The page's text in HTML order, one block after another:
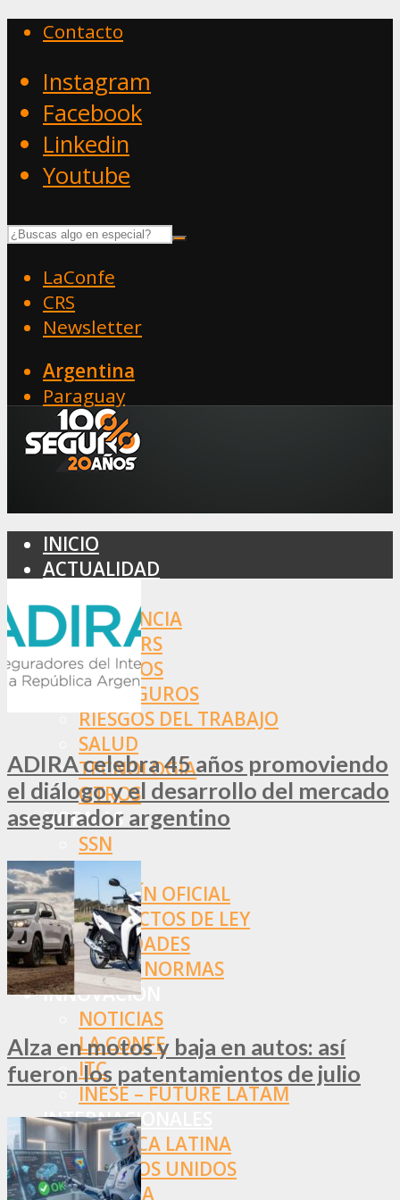
Contacto
Instagram
Facebook
Linkedin
Youtube
LaConfe
CRS
Newsletter
Argentina
Paraguay
INICIO
ACTUALIDAD
ASISTENCIA
BROKERS
SEGUROS
REASEGUROS
RIESGOS DEL TRABAJO
SALUD
TECNOLOGÍA
OTROS
NORMAS
SSN
SRT
BOLETÍN OFICIAL
PROYECTOS DE LEY
SOCIEDADES
OTRAS NORMAS
INNOVACIÓN
NOTICIAS
LA CONFE
ITC
INESE – FÜTURE LATAM
INTERNACIONALES
AMÉRICA LATINA
ESTADOS UNIDOS
EUROPA
ADIRA celebra 45 años promoviendo
el diálogo y el desarrollo del mercado
asegurador argentino
Alza en motos y baja en autos: así
fueron los patentamientos de julio